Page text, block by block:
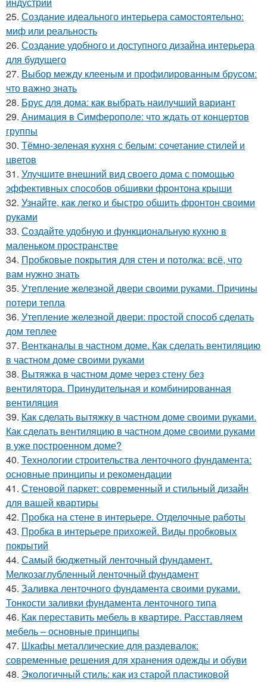
25. Создание идеального интерьера самостоятельно:
миф или реальность
26. Создание удобного и доступного дизайна интерьера
для будущего
27. Выбор между клееным и профилированным брусом:
что важно знать
28. Брус для дома: как выбрать наилучший вариант
29. Анимация в Симферополе: что ждать от концертов
группы
30. Тёмно-зеленая кухня с белым: сочетание стилей и
цветов
31. Улучшите внешний вид своего дома с помощью
эффективных способов обшивки фронтона крыши
32. Узнайте, как легко и быстро обшить фронтон своими
руками
33. Создайте удобную и функциональную кухню в
маленьком пространстве
34. Пробковые покрытия для стен и потолка: всё, что
вам нужно знать
35. Утепление железной двери своими руками. Причины
потери тепла
36. Утепление железной двери: простой способ сделать
дом теплее
37. Вентканалы в частном доме. Как сделать вентиляцию
в частном доме своими руками
38. Вытяжка в частном доме через стену без
вентилятора. Принудительная и комбинированная
вентиляция
39. Как сделать вытяжку в частном доме своими руками.
Как сделать вентиляцию в частном доме своими руками
в уже построенном доме?
40. Технологии строительства ленточного фундамента:
основные принципы и рекомендации
41. Стеновой паркет: современный и стильный дизайн
для вашей квартиры
42. Пробка на стене в интерьере. Отделочные работы
43. Пробка в интерьере прихожей. Виды пробковых
покрытий
44. Самый бюджетный ленточный фундамент.
Мелкозаглубленный ленточный фундамент
45. Заливка ленточного фундамента своими руками.
Тонкости заливки фундамента ленточного типа
46. Как переставить мебель в квартире. Расставляем
мебель – основные принципы
47. Шкафы металлические для раздевалок:
современные решения для хранения одежды и обуви
48. Экологичный стиль: как из старой пластиковой